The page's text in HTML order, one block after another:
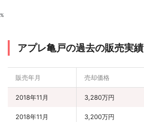
%
アプレ亀戸の過去の販売実績
販売年月 売却価格
2018年11月 3,280万円
2018年11月 3,200万円